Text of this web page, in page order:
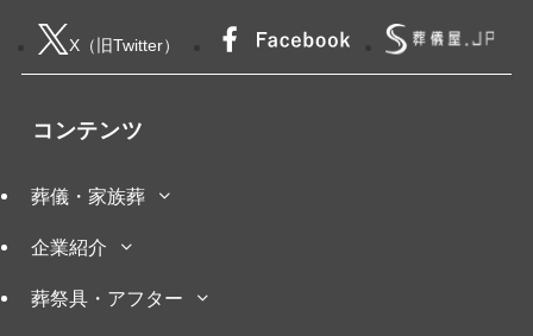
X（旧Twitter）
コンテンツ
葬儀・家族葬
企業紹介
葬祭具・アフター